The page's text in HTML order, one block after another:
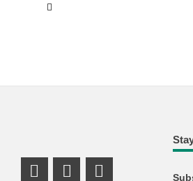
uns etwas über die
Freu dich auf ein
bis 16 Uhr die Chance zu